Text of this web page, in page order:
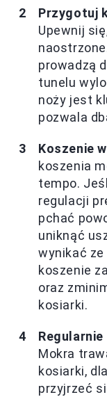
Przygotuj
Upewnij
prowadzą
tunelu
noży jest
pozwala
Koszenie
koszenia
tempo.
regulacji
pchać
uniknąć
wynikać ze
koszenie
oraz
kosiarki.
Mokra
kosiarki,
przyjrzeć